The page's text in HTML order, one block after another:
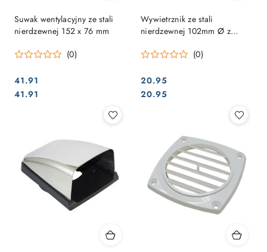
Suwak wentylacyjny ze stali
nierdzewnej 152 x 76 mm
(0)
Cena:
41.91
Cena:
41.91
Wywietrznik ze stali
nierdzewnej 102mm Ø z
(0)
Cena:
20.95
Cena:
20.95